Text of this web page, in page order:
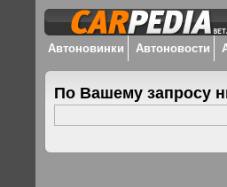
Автоновинки Автоновости
По Вашему запросу